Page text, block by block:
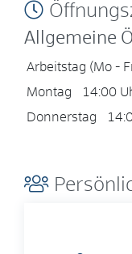
Allgemeine
Arbeitstag (Mo -
Montag
14:00
Donnerstag